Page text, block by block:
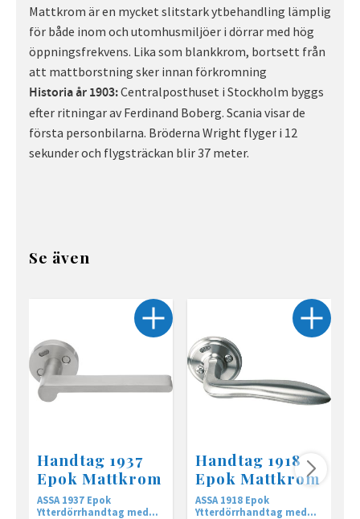
Mattkrom är en mycket slitstark ytbehandling lämplig
för både inom och utomhusmiljöer i dörrar med hög
öppningsfrekvens. Lika som blankkrom, bortsett från
att mattborstning sker innan förkromning
Historia år 1903:Centralposthuset i Stockholm byggs
efter ritningar av Ferdinand Boberg. Scania visar de
första personbilarna. Bröderna Wright flyger i 12
sekunder och flygsträckan blir 37 meter.
Se även
Handtag 1937
Epok Mattkrom
ASSA 1937 Epok
Ytterdörrhandtag med
Handtag 1918
Epok Mattkrom
ASSA 1918 Epok
Ytterdörrhandtag med